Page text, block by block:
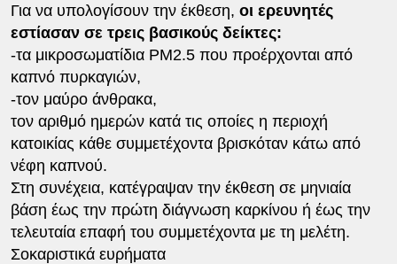
Για να υπολογίσουν την έκθεση, οι ερευνητές
εστίασαν σε τρεις βασικούς δείκτες:
-τα μικροσωματίδια PM2.5 που προέρχονται από
καπνό πυρκαγιών,
-τον μαύρο άνθρακα,
τον αριθμό ημερών κατά τις οποίες η περιοχή
κατοικίας κάθε συμμετέχοντα βρισκόταν κάτω από
νέφη καπνού.
Στη συνέχεια, κατέγραψαν την έκθεση σε μηνιαία
βάση έως την πρώτη διάγνωση καρκίνου ή έως την
τελευταία επαφή του συμμετέχοντα με τη μελέτη.
Σοκαριστικά ευρήματα